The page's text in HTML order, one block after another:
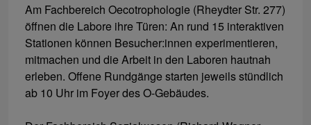
Am Fachbereich Oecotrophologie (Rheydter Str. 277)
öffnen die Labore ihre Türen: An rund 15 interaktiven
Stationen können Besucher:innen experimentieren,
mitmachen und die Arbeit in den Laboren hautnah
erleben. Offene Rundgänge starten jeweils stündlich
ab 10 Uhr im Foyer des O-Gebäudes.